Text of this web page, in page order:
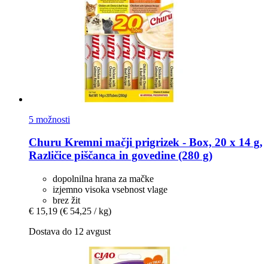
5 možnosti
Churu Kremni mačji prigrizek -​ Box, 20 x 14 g,
Različice piščanca in govedine (280 g)
dopolnilna hrana za mačke
izjemno visoka vsebnost vlage
brez žit
€ 15,19 (€ 54,25 / kg)
Dostava do 12 avgust